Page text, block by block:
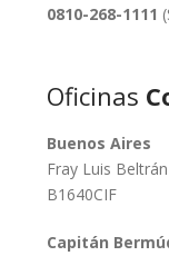
0810-268-1111
Oficinas
Buenos Aires
Fray Luis
B1640CIF
Capitán